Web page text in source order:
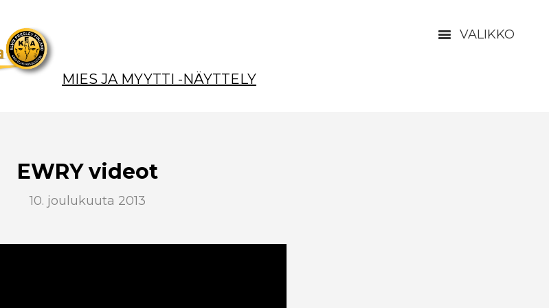
VALIKKO
MIES JA MYYTTI -NÄYTTELY
EWRY videot
10. joulukuuta 2013